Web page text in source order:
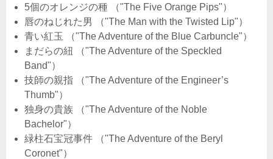
5個のオレンジの種 （"The Five Orange Pips"）
唇のねじれた男 （"The Man with the Twisted Lip"）
青い紅玉 （"The Adventure of the Blue Carbuncle"）
まだらの紐 （"The Adventure of the Speckled
Band"）
技師の親指 （"The Adventure of the Engineer’s
Thumb"）
独身の貴族 （"The Adventure of the Noble
Bachelor"）
緑柱石宝冠事件 （"The Adventure of the Beryl
Coronet"）